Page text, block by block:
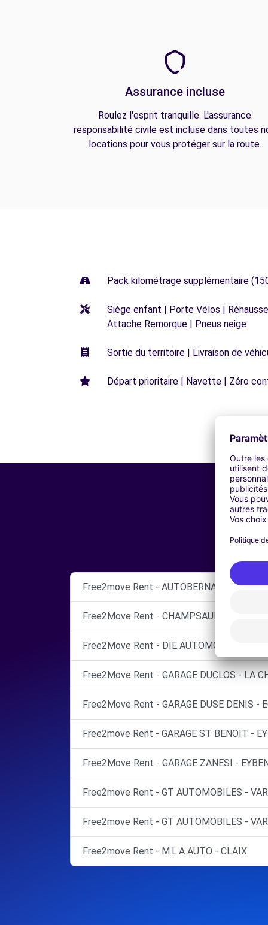
Assurance incluse
Roulez l'esprit tranquille. L'assurance
responsabilité civile est incluse dans toutes
locations pour vous protéger sur la route.
Pack kilométrage supplémentaire
Siège enfant | Porte Vélos |
Attache Remorque | Pneus neige
Sortie du territoire | Livraison de
Départ prioritaire | Navette | Zéro
Free2move Rent - AUTOBERNARD ISERE -
Free2Move Rent - CHAMPSAUR AUTO -
Free2Move Rent - DIE AUTOMOBILE - DIE
Free2Move Rent - GARAGE DUCLOS - LA
Free2Move Rent - GARAGE DUSE DENIS -
Free2move Rent - GARAGE ST BENOIT -
Free2Move Rent - GARAGE ZANESI -
Free2move Rent - GT AUTOMOBILES -
Free2move Rent - GT AUTOMOBILES -
Free2move Rent - M.L.A AUTO - CLAIX